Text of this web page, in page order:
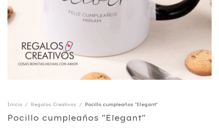
Inicio / Regalos Creativos / Pocillo cumpleaños "Elegant"
Pocillo cumpleaños "Elegant"